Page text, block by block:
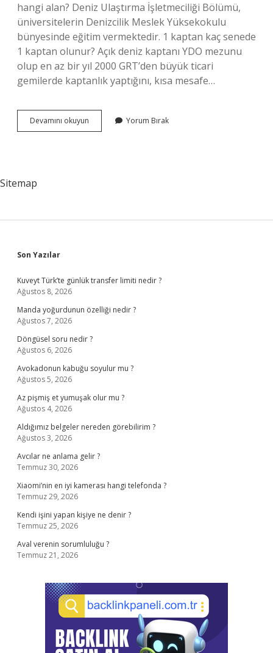
hangi alan? Deniz Ulaştırma İşletmeciliği Bölümü,
üniversitelerin Denizcilik Meslek Yüksekokulu
bünyesinde eğitim vermektedir. 1 kaptan kaç senede
1 kaptan olunur? Açık deniz kaptanı YDO mezunu
olup en az bir yıl 2000 GRT’den büyük ticari
gemilerde kaptanlık yaptığını, kısa mesafe…
Devamını okuyun
Kaptan
Yorum Bırak
Sitemap
Sidebar
Son Yazılar
Kuveyt Türk’te günlük transfer limiti nedir ?
Ağustos 8, 2026
Manda yoğurdunun özelliği nedir ?
Ağustos 7, 2026
Döngüsel soru nedir ?
Ağustos 6, 2026
Avokadonun kabuğu soyulur mu ?
Ağustos 5, 2026
Az pişmiş et yumuşak olur mu ?
Ağustos 4, 2026
Aldığımız belgeler nereden görebilirim ?
Ağustos 3, 2026
Avcılar ne anlama gelir ?
Temmuz 30, 2026
Xiaomi’nin en iyi kamerası hangi telefonda ?
Temmuz 29, 2026
Kendi işini yapan kişiye ne denir ?
Temmuz 25, 2026
Aval verenin sorumluluğu ?
Temmuz 21, 2026